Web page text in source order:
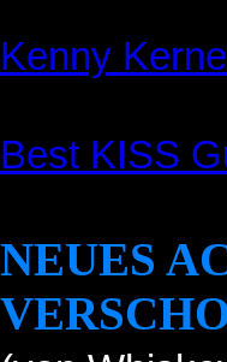
Kenny
Best KISS
NEUES